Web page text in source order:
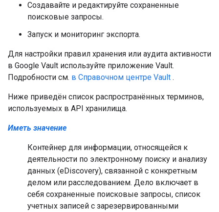
Создавайте и редактируйте сохраненные
поисковые запросы.
Запуск и мониторинг экспорта.
Для настройки правил хранения или аудита активности
в Google Vault используйте приложение Vault.
Подробности см. в Справочном центре Vault .
Ниже приведён список распространённых терминов,
используемых в API хранилища.
Иметь значение
Контейнер для информации, относящейся к
деятельности по электронному поиску и анализу
данных (eDiscovery), связанной с конкретным
делом или расследованием. Дело включает в
себя сохраненные поисковые запросы, список
учетных записей с зарезервированными